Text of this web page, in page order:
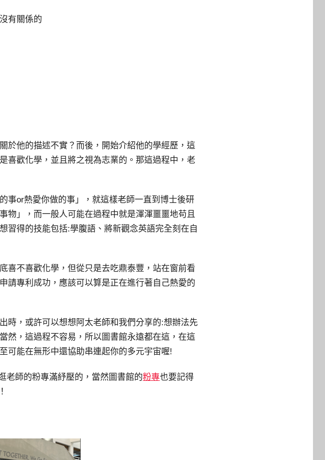
有關係的
於他的描述不實？而後，開始介紹他的學經歷，這
喜歡化學，並且將之視為志業的。那這過程中，老
事or熱愛你做的事」，就這樣老師一直到博士後研
物」，而一般人可能在過程中就是渾渾噩噩地苟且
習得的技能包括:學腹語、將新觀念英語完全刻在自
喜不喜歡化學，但從只是去吃鼎泰豐，站在窗前看
請專利成功，應該可以算是正在進行著自己熱愛的
時，或許可以想想阿太老師和我們分享的:想辦法先
然，這過程不容易，所以圖書館永遠都在這，在這
可能在無形中還協助串連起你的多元宇宙喔!
老師的粉專滿紓壓的，當然圖書館的粉專也要記得
！